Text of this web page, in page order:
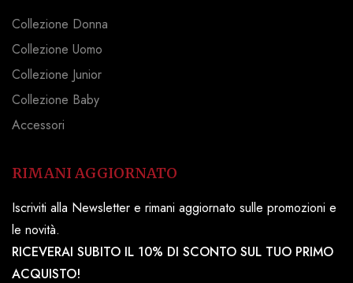
Collezione Donna
Collezione Uomo
Collezione Junior
Collezione Baby
Accessori
RIMANI AGGIORNATO
Iscriviti alla Newsletter e rimani aggiornato sulle promozioni e
le novità.
RICEVERAI SUBITO IL 10% DI SCONTO SUL TUO PRIMO
ACQUISTO!